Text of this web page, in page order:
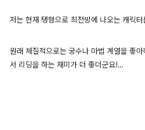
저는 현재 탱형으로 최전방에 나오는 캐릭
원래 체질적으로는 궁수나 마법 계열을 좋아
서 리딩을 하는 재미가 더 좋더군요!...